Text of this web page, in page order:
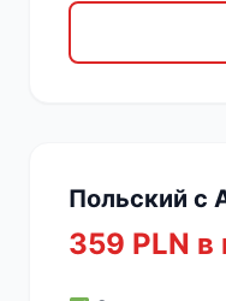
Польский с
359 PLN в